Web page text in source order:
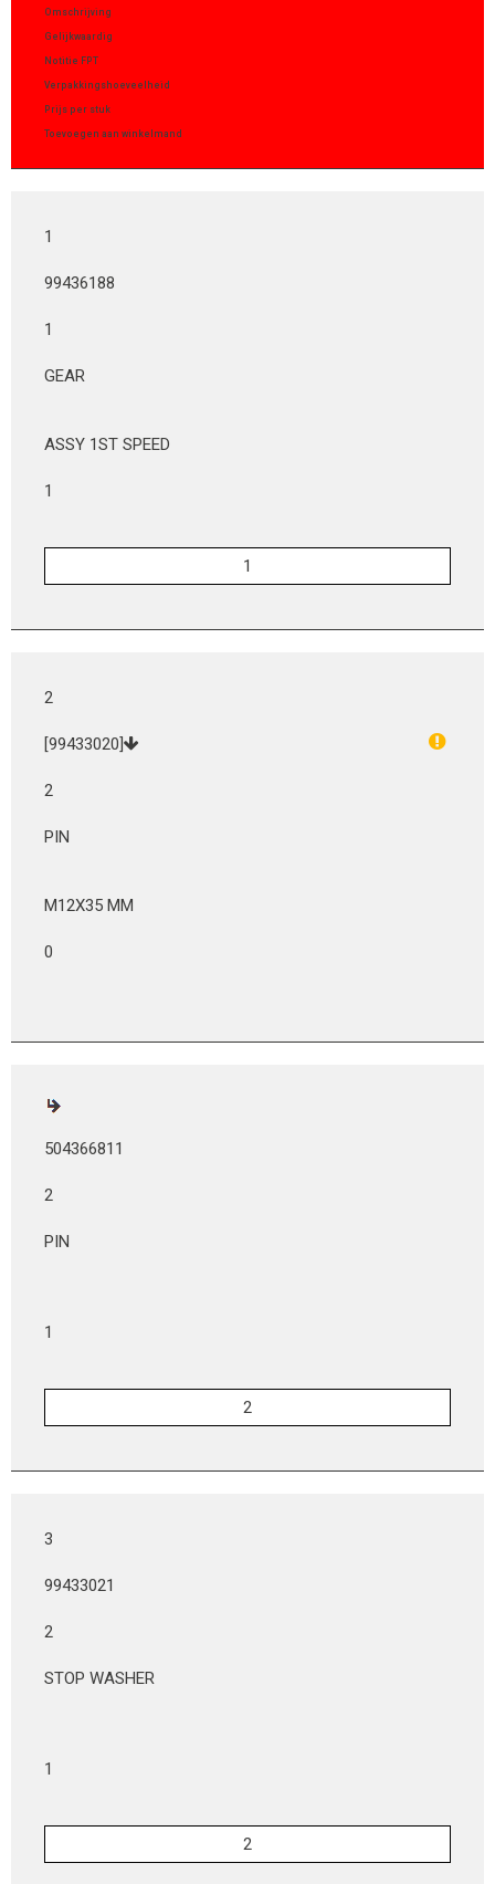
Omschrijving
Gelijkwaardig
Notitie FPT
Verpakkingshoeveelheid
Prijs per stuk
Toevoegen aan winkelmand
1
99436188
1
GEAR
ASSY 1ST SPEED
1
2
[99433020]
2
PIN
M12X35 MM
0
504366811
2
PIN
1
3
99433021
2
STOP WASHER
1